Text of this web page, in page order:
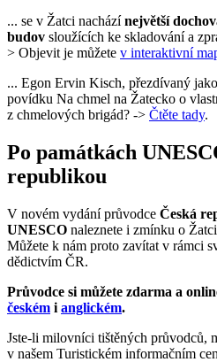
... se v Žatci nacházínejvětší
budov sloužících ke skladování a
> Objevit je můžete v interaktivní
... Egon Ervin Kisch, přezdívaný
povídku Na chmel na Žatecko o
z chmelových brigád? -> Čtěte tady.
Po památkách
republikou
V novém vydání průvodce Česká
UNESCO naleznete i zmínku o
Můžete k nám proto zavítat v rámci
dědictvím ČR.
Průvodce si můžete zdarma a
českém i anglickém.
Jste-li milovníci tištěných průvodců,
v našem Turistickém informačním